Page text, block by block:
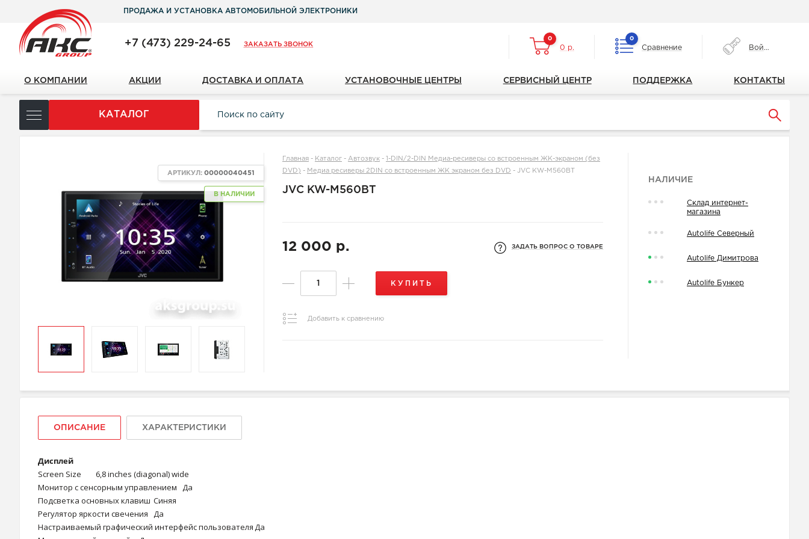
ПРОДАЖА И УСТАНОВКА АВТОМОБИЛЬНОЙ ЭЛЕКТРОНИКИ
+7 (473) 229-24-65 ЗАКАЗАТЬ ЗВОНОК
0
0 р.
0
Сравнение Войти
О КОМПАНИИ АКЦИИ ДОСТАВКА И ОПЛАТА УСТАНОВОЧНЫЕ ЦЕНТРЫ СЕРВИСНЫЙ ЦЕНТР ПОДДЕРЖКА КОНТАКТЫ
КАТАЛОГ
В НАЛИЧИИ
АРТИКУЛ:00000040451
Главная - Каталог -Автозвук -
1-DIN/2-DIN Медиа-ресиверы со встроенным ЖК-экраном (без
DVD) - Медиа ресиверы 2DIN со встроенным ЖК экраном без DVD -JVC KW-M560BT
JVC KW-M560BT
12 000 р. ЗАДАТЬ ВОПРОС О ТОВАРЕ
КУПИТЬ
Добавить к сравнению
НАЛИЧИЕ
Склад интернет-
магазина
Autolife Северный
Autolife Димитрова
Autolife Бункер
ОПИСАНИЕ ХАРАКТЕРИСТИКИ
Дисплей
Screen Size
6,8 inches (diagonal) wide
Монитор с сенсорным управлением Да
Подсветка основных клавиш Синяя
Регулятор яркости свечения Да
Настраиваемый графический интерфейс пользователяДа